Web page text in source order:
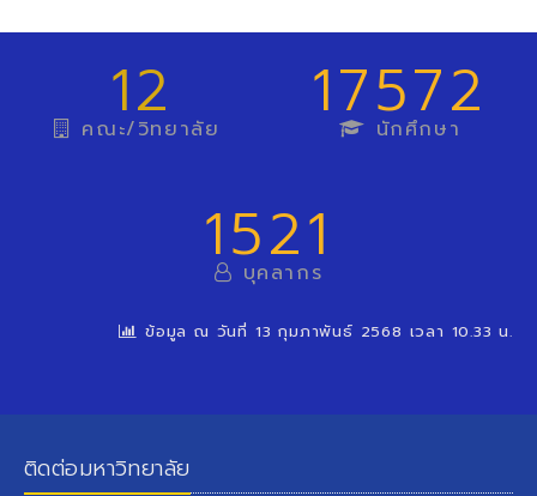
12
คณะ/วิทยาลัย 17572
นักศึกษา
1521
บุคลากร
ข้อมูล ณ วันที่ 13 กุมภาพันธ์ 2568 เวลา 10.33 น.
ติดต่อมหาวิทยาลัย